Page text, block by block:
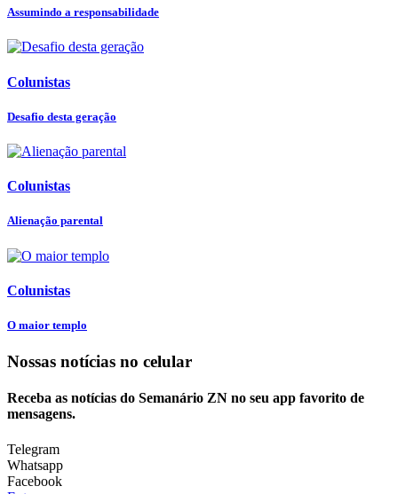
Assumindo a responsabilidade
Colunistas
Desafio desta geração
Colunistas
Alienação parental
Colunistas
O maior templo
Nossas notícias no celular
Receba as notícias do Semanário ZN no seu app favorito de
mensagens.
Telegram
Whatsapp
Facebook